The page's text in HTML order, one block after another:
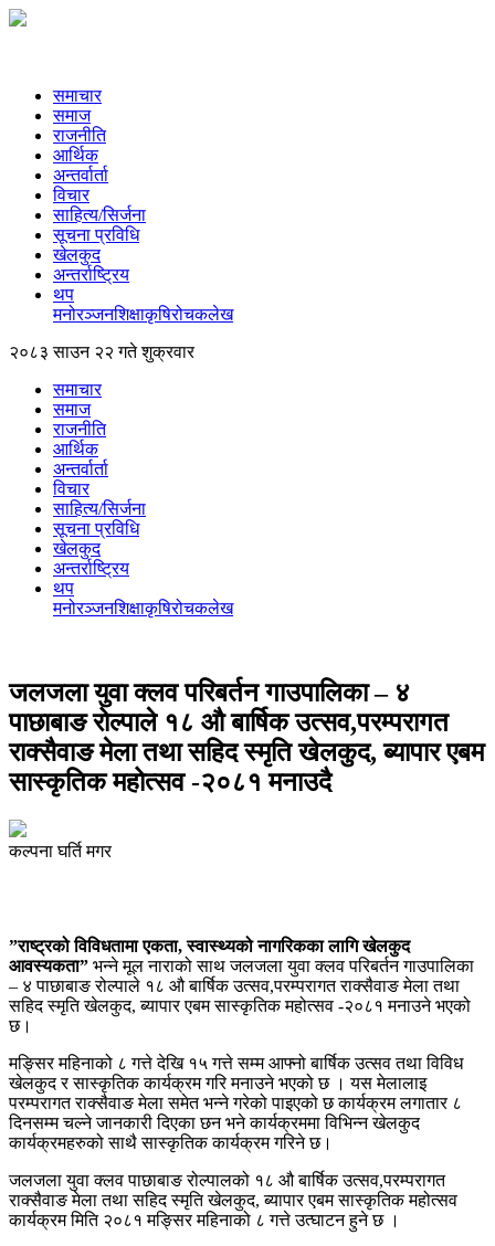
समाचार
समाज
राजनीति
आर्थिक
अन्तर्वार्ता
विचार
साहित्य/सिर्जना
सूचना प्रविधि
खेलकुद
अन्तर्राष्ट्रिय
थप
मनोरञ्‍जनशिक्षाकृषिरोचकलेख
२०८३ साउन २२ गते शुक्रवार
समाचार
समाज
राजनीति
आर्थिक
अन्तर्वार्ता
विचार
साहित्य/सिर्जना
सूचना प्रविधि
खेलकुद
अन्तर्राष्ट्रिय
थप
मनोरञ्‍जनशिक्षाकृषिरोचकलेख
जलजला युवा क्लव परिबर्तन गाउपालिका – ४
पाछाबाङ रोल्पाले १८ औ बार्षिक उत्सव,परम्परागत
राक्सैवाङ मेला तथा सहिद स्मृति खेलकुद, ब्यापार एबम
सास्कृतिक महोत्सव -२०८१ मनाउदै
कल्पना घर्ति मगर
”राष्ट्रको विविधतामा एकता, स्वास्थ्यको नागरिकका लागि खेलकुद
आवस्यकता” भन्ने मूल नाराको साथ जलजला युवा क्लव परिबर्तन गाउपालिका
– ४ पाछाबाङ रोल्पाले १८ औ बार्षिक उत्सव,परम्परागत राक्सैवाङ मेला तथा
सहिद स्मृति खेलकुद, ब्यापार एबम सास्कृतिक महोत्सव -२०८१ मनाउने भएको
छ।
मङ्सिर महिनाको ८ गत्ते देखि १५ गत्ते सम्म आफ्नो बार्षिक उत्सव तथा विविध
खेलकुद र सास्कृतिक कार्यक्रम गरि मनाउने भएको छ । यस मेलालाइ
परम्परागत राक्सैवाङ मेला समेत भन्ने गरेको पाइएको छ कार्यक्रम लगातार ८
दिनसम्म चल्ने जानकारी दिएका छन भने कार्यक्रममा विभिन्न खेलकुद
कार्यक्रमहरुको साथै सास्कृतिक कार्यक्रम गरिने छ।
जलजला युवा क्लव पाछाबाङ रोल्पालको १८ औ बार्षिक उत्सव,परम्परागत
राक्सैवाङ मेला तथा सहिद स्मृति खेलकुद, ब्यापार एबम सास्कृतिक महोत्सव
कार्यक्रम मिति २०८१ मङ्सिर महिनाको ८ गत्ते उत्घाटन हुने छ ।